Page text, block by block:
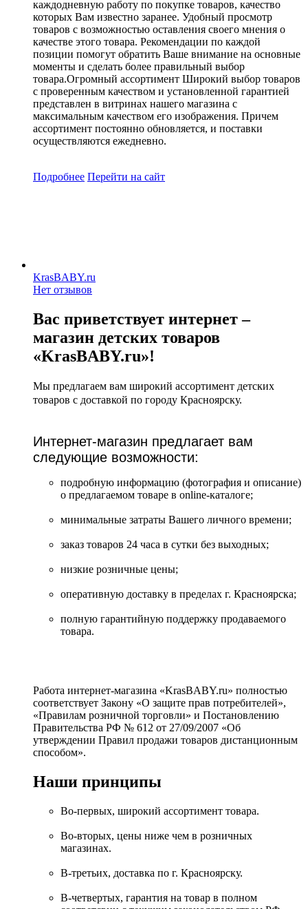
каждодневную работу по покупке товаров, качество
которых Вам известно заранее. Удобный просмотр
товаров с возможностью оставления своего мнения о
качестве этого товара. Рекомендации по каждой
позиции помогут обратить Ваше внимание на основные
моменты и сделать более правильный выбор
товара.Огромный ассортимент Широкий выбор товаров
с проверенным качеством и установленной гарантией
представлен в витринах нашего магазина с
максимальным качеством его изображения. Причем
ассортимент постоянно обновляется, и поставки
осуществляются ежедневно.
Подробнее Перейти на сайт
KrasBABY.ru
Нет отзывов
Вас приветствует интернет –
магазин детских товаров
«KrasBABY.ru»!
Мы предлагаем вам широкий ассортимент детских
товаров с доставкой по городу Красноярску.
Интернет-магазин предлагает вам
следующие возможности:
подробную информацию (фотография и описание)
о предлагаемом товаре в online-каталоге;
минимальные затраты Вашего личного времени;
заказ товаров 24 часа в сутки без выходных;
низкие розничные цены;
оперативную доставку в пределах г. Красноярска;
полную гарантийную поддержку продаваемого
товара.
Работа интернет-магазина «KrasBABY.ru» полностью
соответствует Закону «О защите прав потребителей»,
«Правилам розничной торговли» и Постановлению
Правительства РФ № 612 от 27/09/2007 «Об
утверждении Правил продажи товаров дистанционным
способом».
Наши принципы
Во-первых, широкий ассортимент товара.
Во-вторых, цены ниже чем в розничных
магазинах.
В-третьих, доставка по г. Красноярску.
В-четвертых, гарантия на товар в полном